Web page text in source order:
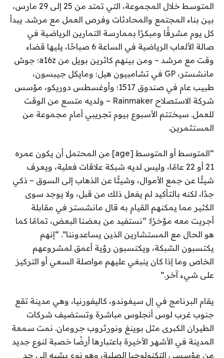
المتوسط ​​خلال المجموعة، التي تمتد من 25 إلى 29 مارس،
بين بناء المجتمع والمحادثات وفرص العمل مع مرشد. يبدأ
كل يوم مشرقًا ومبكرًا بممارسة التمارين الرياضية في
صالة الألعاب الرياضية في الساعة 6 صباحًا، يليها قضاء
وقت مع مرشد – ومن بينهم كاثرين بويل من a16z؛ جوش
مانشستر، GP في تشامبيون هيل؛ ومايكل جيبسون،
طبيب عام في صندوق 1517؛ وأوغسطس دوريكو، مؤسس
شركة الاستصلاح Rainmaker – ولديه متسع من الوقت
للعمل. سيختتم الأسبوع بيوم تجريبي أمام مجموعة من
المستثمرين.
“المتوسط ​​أو المتوسط [age] من المحتمل أن يكون عمره
21 أو 22 عامًا، وليس لديه شبكة علاقات فعلية، ويعرف
شيئًا عن جمع الأموال، وشيئًا عن الذهاب إلى السوق – ذكي
جدًا، لكنه بالتأكيد لم يفعل ذلك من قبل، ولا يوجد سوى
الكثير مما يمكنهم القيام به قال مانشستر في مقابلة
أجريت معه مؤخرًا: “نستفيد من بعضنا البعض، تمامًا كما
هو الحال مع المستشارين الذين يساعدوننا”. “إنهم
يكتسبون الشبكة، ويكتسبون رؤية أعمق لمشروعهم
الخاص وما إذا كان ينبغي عليهم مواصلة السعي أو التركيز
على شيء آخر.”
يقام البرنامج في إل سيغوندو، كاليفورنيا، وهي مدينة تقع
جنوب غرب لوس أنجلوس مباشرة وتستضيف شركات
الطيران الكبرى مثل بوينغ ونورثروب جرومان. نمت سمعة
المدينة في الأشهر الأخيرة باعتبارها أرضًا خصبة لنوع جديد
من مؤسسي التكنولوجيا الصلبة، وهو نوع يشبه إلى حد